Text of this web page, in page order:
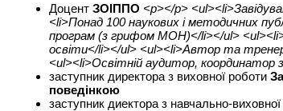
Доцент ЗОІППО <p></p>
<li>Понад 100 наукових і методичних
програм (з грифом МОН)</li></ul>
освіти</li></ul> <ul><li>Автор та тренер
<ul><li>Освітній аудитор, координатор
заступник директора з виховної роботи
поведінкою
заступник диектора з навчально-